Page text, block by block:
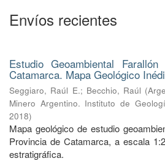
Envíos recientes
Estudio Geoambiental
Catamarca. Mapa Geológico
Seggiaro, Raúl E.; Becchio, Raúl (
Minero Argentino. Instituto de
2018)
Mapa geológico de estudio
Provincia de Catamarca, a escala
estratigráfica.